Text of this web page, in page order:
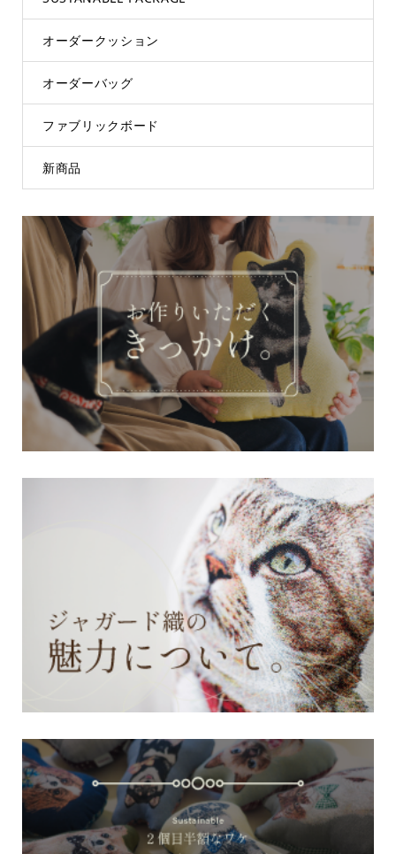
オーダークッション
オーダーバッグ
ファブリックボード
新商品